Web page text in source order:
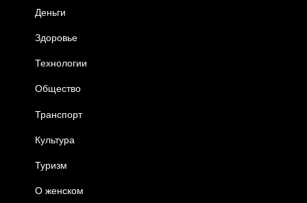
Деньги
Здоровье
Технологии
Общество
Транспорт
Культура
Туризм
О женском